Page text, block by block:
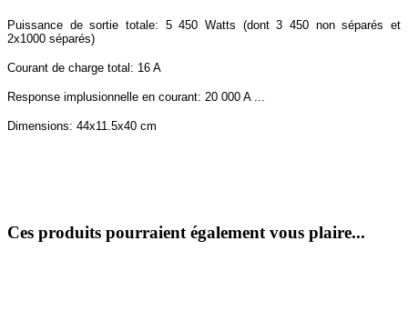
Puissance de sortie totale: 5 450 Watts (dont 3 450 non séparés et
2x1000 séparés)
Courant de charge total: 16 A
Response implusionnelle en courant: 20 000 A ...
Dimensions: 44x11.5x40 cm
Ces produits pourraient également vous plaire...